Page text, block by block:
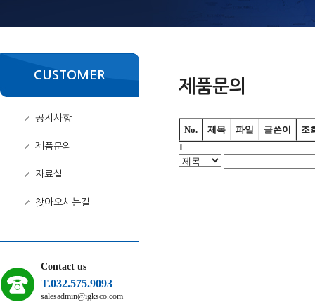
CUSTOMER
공지사항
제품문의
자료실
찾아오시는길
Contact us
T.032.575.9093
salesadmin@igksco.com
제품문의
No. 제목 파일 글쓴이
조
1